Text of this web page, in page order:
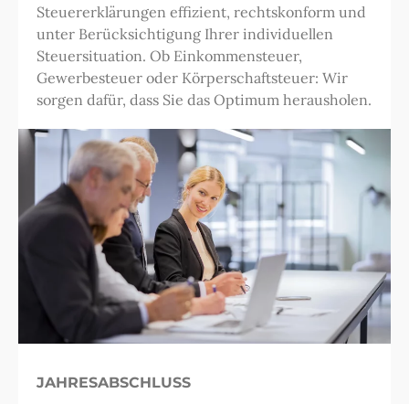
Steuererklärungen effizient, rechtskonform und
unter Berücksichtigung Ihrer individuellen
Steuersituation. Ob Einkommensteuer,
Gewerbesteuer oder Körperschaftsteuer: Wir
sorgen dafür, dass Sie das Optimum herausholen.
JAHRESABSCHLUSS